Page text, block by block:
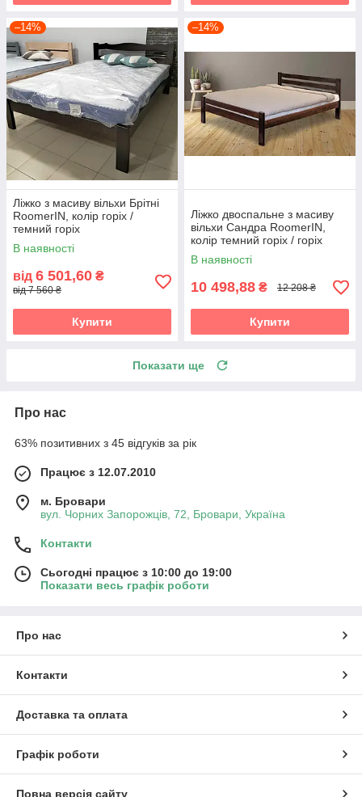
–14%
Ліжко з масиву вільхи Брітні
RoomerIN, колір горіх /
темний горіх
В наявності
від 6 501,60 ₴
від 7 560 ₴
Купити
–14%
Ліжко двоспальне з масиву
вільхи Сандра RoomerIN,
колір темний горіх / горіх
В наявності
10 498,88 ₴ 12 208 ₴
Купити
Показати ще
Про нас
63% позитивних з 45 відгуків за рік
Працює з 12.07.2010
м. Бровари
вул. Чорних Запорожців, 72, Бровари, Україна
Контакти
Сьогодні працює з 10:00 до 19:00
Показати весь графік роботи
Про нас
Контакти
Доставка та оплата
Графік роботи
Повна версія сайту